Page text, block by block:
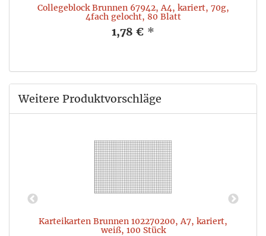
Collegeblock Brunnen 67942, A4, kariert, 70g,
4fach gelocht, 80 Blatt
1,78 € *
Weitere Produktvorschläge
Karteikarten Brunnen 102270200, A7, kariert,
weiß, 100 Stück